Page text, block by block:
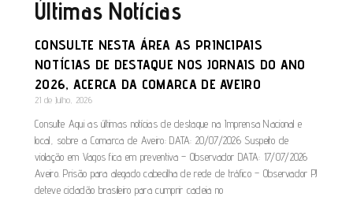
Últimas Notícias
CONSULTE NESTA ÁREA AS PRINCIPAIS
NOTÍCIAS DE DESTAQUE NOS JORNAIS DO ANO
2026, ACERCA DA COMARCA DE AVEIRO
21 de Julho, 2026
Consulte Aqui as últimas notícias de destaque na Imprensa Nacional e
local, sobre a Comarca de Aveiro: DATA: 20/07/2026 Suspeito de
violação em Vagos fica em preventiva – Observador DATA: 17/07/2026
Aveiro. Prisão para alegado cabecilha de rede de tráfico – Observador PJ
deteve cidadão brasileiro para cumprir cadeia no